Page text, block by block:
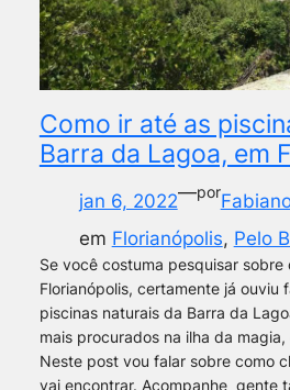
Como ir até as
Barra da Lagoa, em
jan 6, 2022—por
em Florianópolis, Pelo
Se você costuma pesquisar sobre
Florianópolis, certamente já ouviu
piscinas naturais da Barra da
mais procurados na ilha da
Neste post vou falar sobre como
vai encontrar. Acompanhe gente